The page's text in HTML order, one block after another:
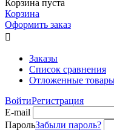
Корзина пуста
Корзина
Оформить заказ

Заказы
Список сравнения
Отложенные
ВойтиРегистрация
E-mail
ПарольЗабыли пароль?